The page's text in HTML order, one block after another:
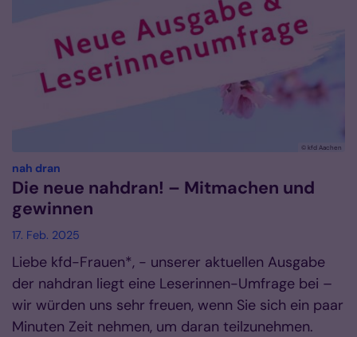
© kfd Aachen
nah dran
Die neue nahdran! – Mitmachen und
gewinnen
17. Feb. 2025
Liebe kfd-Frauen*, - unserer aktuellen Ausgabe
der nahdran liegt eine Leserinnen-Umfrage bei –
wir würden uns sehr freuen, wenn Sie sich ein paar
Minuten Zeit nehmen, um daran teilzunehmen.